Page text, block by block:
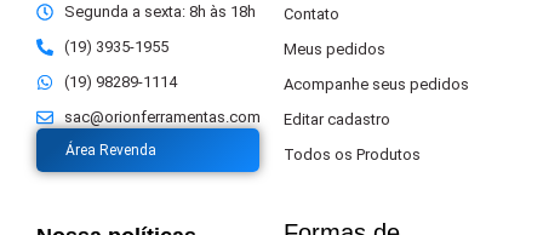
Segunda a sexta: 8h às 18h
(19) 3935-1955
(19) 98289-1114
sac@orionferramentas.com
Área Revenda
Contato
Meus pedidos
Acompanhe seus pedidos
Editar cadastro
Todos os Produtos